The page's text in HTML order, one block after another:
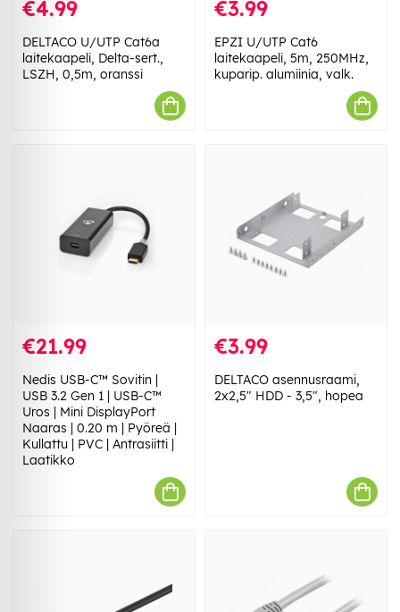
€4.99
DELTACO U/UTP Cat6a
laitekaapeli, Delta-sert.,
LSZH, 0,5m, oranssi
€3.99
EPZI U/UTP Cat6
laitekaapeli, 5m, 250MHz,
kuparip. alumiinia, valk.
€21.99
Nedis USB-C™ Sovitin |
USB 3.2 Gen 1 | USB-C™
Uros | Mini DisplayPort
Naaras | 0.20 m | Pyöreä |
Kullattu | PVC | Antrasiitti |
Laatikko
€3.99
DELTACO asennusraami,
2x2,5" HDD - 3,5", hopea